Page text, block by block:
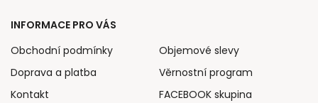
INFORMACE PRO VÁS
Obchodní podmínky
Doprava a platba
Kontakt
Objemové slevy
Věrnostní program
FACEBOOK skupina